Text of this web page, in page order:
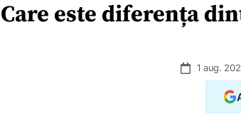
Care este diferența
1 aug.